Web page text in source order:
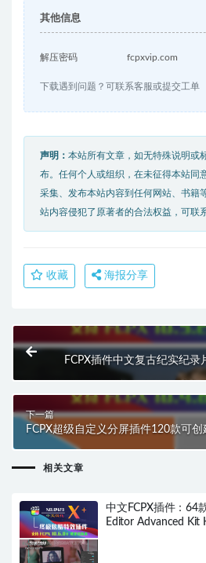
其他信息
解压密码 fcpxvip.com
下载遇到问题？可联系客服或提交工单
声明： 本站所有文章，如无特殊说明或
布。任何个人或组织，在未征得本站同
采集、发布本站内容到任何网站、书籍
站内容侵犯了原著者的合法权益，可联
收藏 海报分享
FCPX插件中文复古纪实纪
下一篇
FCPX超级自定义分屏插件120款可创
屏效果final cut HQ0093
相关文章
中文FCPX插件：64
Editor Advanced Kit